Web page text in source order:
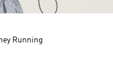
Running